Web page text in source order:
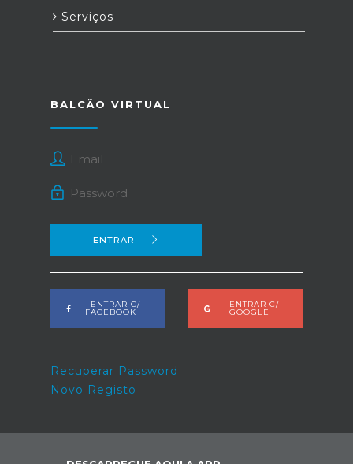
Serviços
BALCÃO VIRTUAL
ENTRAR
ENTRAR C/
FACEBOOK
ENTRAR C/
GOOGLE
Recuperar Password
Novo Registo